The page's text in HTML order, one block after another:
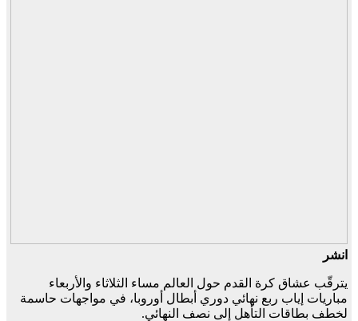
انشر
يترقّب عشاق كرة القدم حول العالم مساء الثلاثاء والأربعاء
مباريات إياب ربع نهائي دوري أبطال أوروبا، في مواجهات حاسمة
لخطف بطاقات التأهل إلى نصف النهائي.